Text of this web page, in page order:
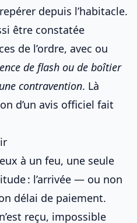
depuis l’habitacle.
être constatée
de l’ordre, avec ou
de flash ou de boîtier
contravention. Là
d’un avis officiel fait
à un feu, une seule
: l’arrivée — ou non
délai de paiement.
reçu, impossible